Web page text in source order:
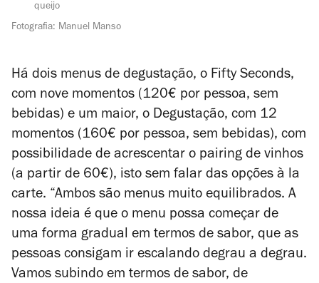
queijo
Fotografia: Manuel Manso
Há dois menus de degustação, o Fifty Seconds,
com nove momentos (120€ por pessoa, sem
bebidas) e um maior, o Degustação, com 12
momentos (160€ por pessoa, sem bebidas), com
possibilidade de acrescentar o pairing de vinhos
(a partir de 60€), isto sem falar das opções à la
carte. “Ambos são menus muito equilibrados. A
nossa ideia é que o menu possa começar de
uma forma gradual em termos de sabor, que as
pessoas consigam ir escalando degrau a degrau.
Vamos subindo em termos de sabor, de